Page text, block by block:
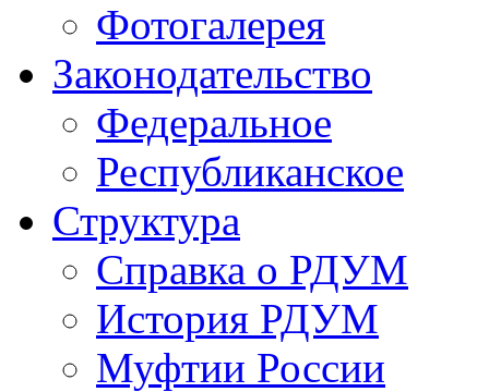
Фотогалерея
Законодательство
Федеральное
Республиканское
Структура
Справка о РДУМ
История РДУМ
Муфтии России